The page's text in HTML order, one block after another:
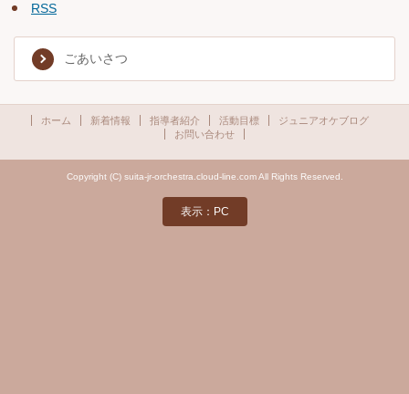
RSS
ごあいさつ
ホーム 新着情報 指導者紹介 活動目標
ジュニアオケブログ
お問い合わせ
Copyright (C) suita-jr-orchestra.cloud-line.com All Rights Reserved.
表示：PC